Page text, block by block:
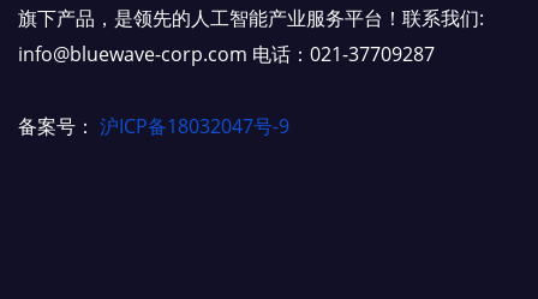
旗下产品，是领先的人工智能产业服务平台！联系我们:
info@bluewave-corp.com 电话：021-37709287
备案号： 沪ICP备18032047号-9